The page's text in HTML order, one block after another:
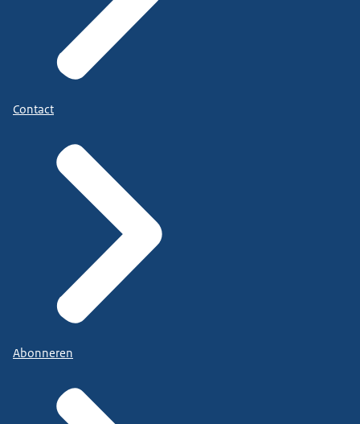
Contact
Abonneren